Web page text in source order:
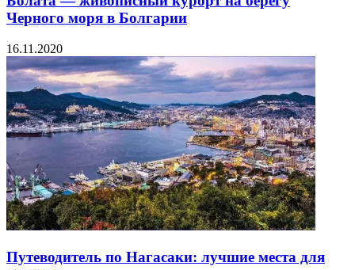
Черного моря в Болгарии
16.11.2020
Путеводитель по Нагасаки: лучшие места для